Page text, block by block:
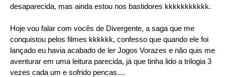
desaparecida, mas ainda estou nos bastidores kkkkkkkkkkk.
Hoje vou falar com vocês de Divergente, a saga que me
conquistou pelos filmes kkkkkk, confesso que quando ele foi
lançado eu havia acabado de ler Jogos Vorazes e não quis me
aventurar em uma leitura parecida, já que tinha lido a trilogia 3
vezes cada um e sofrido pencas....